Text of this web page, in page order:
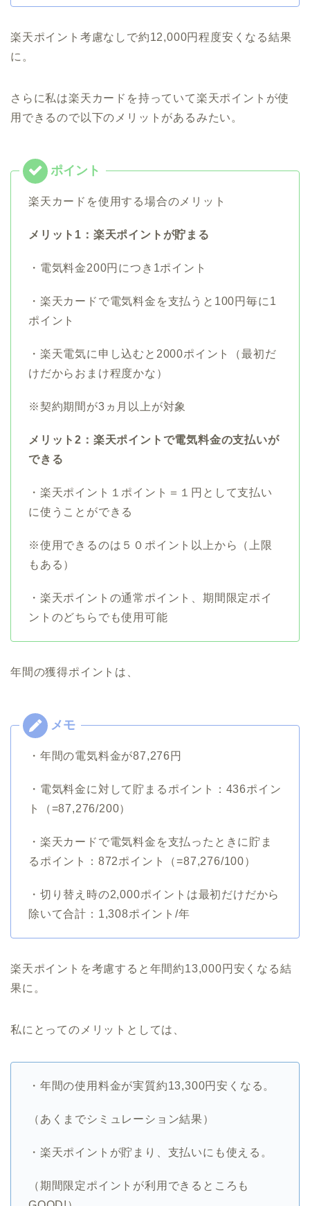
楽天ポイント考慮なしで約12,000円程度安くなる結果
に。
さらに私は楽天カードを持っていて楽天ポイントが使
用できるので以下のメリットがあるみたい。
楽天カードを使用する場合のメリット
メリット1：楽天ポイントが貯まる
・電気料金200円につき1ポイント
・楽天カードで電気料金を支払うと100円毎に1
ポイント
・楽天電気に申し込むと2000ポイント（最初だ
けだからおまけ程度かな）
※契約期間が3ヵ月以上が対象
メリット2：楽天ポイントで電気料金の支払いが
できる
・楽天ポイント１ポイント＝１円として支払い
に使うことができる
※使用できるのは５０ポイント以上から（上限
もある）
・楽天ポイントの通常ポイント、期間限定ポイ
ントのどちらでも使用可能
年間の獲得ポイントは、
・年間の電気料金が87,276円
・電気料金に対して貯まるポイント：436ポイン
ト（=87,276/200）
・楽天カードで電気料金を支払ったときに貯ま
るポイント：872ポイント（=87,276/100）
・切り替え時の2,000ポイントは最初だけだから
除いて合計：1,308ポイント/年
楽天ポイントを考慮すると年間約13,000円安くなる結
果に。
私にとってのメリットとしては、
・年間の使用料金が実質約13,300円安くなる。
（あくまでシミュレーション結果）
・楽天ポイントが貯まり、支払いにも使える。
（期間限定ポイントが利用できるところも